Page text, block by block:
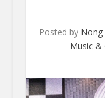
Posted by Nong
Music &